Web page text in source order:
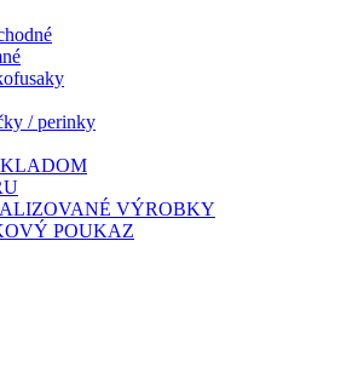
/ perinky
VÝROBKY
POUKAZ